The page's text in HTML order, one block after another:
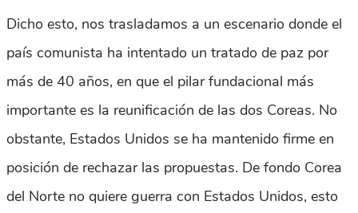
Dicho esto, nos trasladamos a un escenario donde el
país comunista ha intentado un tratado de paz por
más de 40 años, en que el pilar fundacional más
importante es la reunificación de las dos Coreas. No
obstante, Estados Unidos se ha mantenido firme en
posición de rechazar las propuestas. De fondo Corea
del Norte no quiere guerra con Estados Unidos, esto